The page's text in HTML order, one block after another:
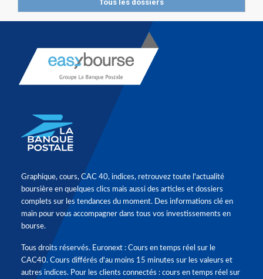
Tous les dossiers
Graphique, cours, CAC 40, indices, retrouvez toute l'actualité
boursière en quelques clics mais aussi des articles et dossiers
complets sur les tendances du moment. Des informations clé en
main pour vous accompagner dans tous vos investissements en
bourse.
Tous droits réservés. Euronext : Cours en temps réel sur le
CAC40. Cours différés d'au moins 15 minutes sur les valeurs et
autres indices. Pour les clients connectés : cours en temps réel sur